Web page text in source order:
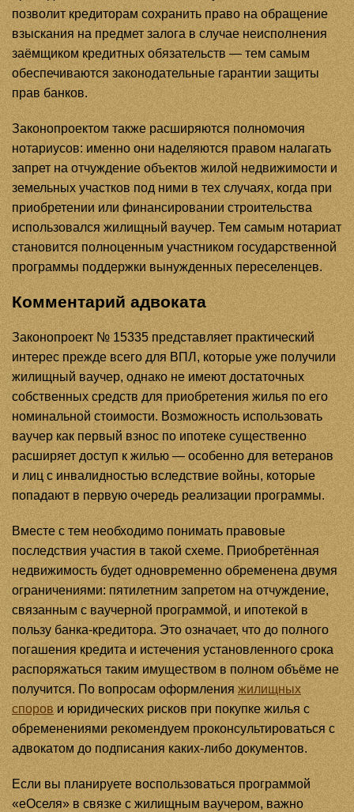
позволит кредиторам сохранить право на обращение
взыскания на предмет залога в случае неисполнения
заёмщиком кредитных обязательств — тем самым
обеспечиваются законодательные гарантии защиты
прав банков.
Законопроектом также расширяются полномочия
нотариусов: именно они наделяются правом налагать
запрет на отчуждение объектов жилой недвижимости и
земельных участков под ними в тех случаях, когда при
приобретении или финансировании строительства
использовался жилищный ваучер. Тем самым нотариат
становится полноценным участником государственной
программы поддержки вынужденных переселенцев.
Комментарий адвоката
Законопроект № 15335 представляет практический
интерес прежде всего для ВПЛ, которые уже получили
жилищный ваучер, однако не имеют достаточных
собственных средств для приобретения жилья по его
номинальной стоимости. Возможность использовать
ваучер как первый взнос по ипотеке существенно
расширяет доступ к жилью — особенно для ветеранов
и лиц с инвалидностью вследствие войны, которые
попадают в первую очередь реализации программы.
Вместе с тем необходимо понимать правовые
последствия участия в такой схеме. Приобретённая
недвижимость будет одновременно обременена двумя
ограничениями: пятилетним запретом на отчуждение,
связанным с ваучерной программой, и ипотекой в
пользу банка-кредитора. Это означает, что до полного
погашения кредита и истечения установленного срока
распоряжаться таким имуществом в полном объёме не
получится. По вопросам оформления жилищных
споров и юридических рисков при покупке жилья с
обременениями рекомендуем проконсультироваться с
адвокатом до подписания каких-либо документов.
Если вы планируете воспользоваться программой
«еОселя» в связке с жилищным ваучером, важно